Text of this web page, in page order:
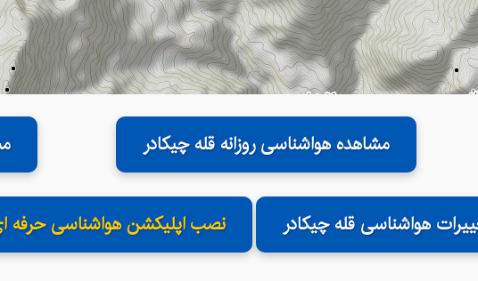
مشاهده هواشناسی روزانه قله چیکادر
هواشناسی قله چیکادر نصب اپلیکشن هواشناسی حرفه